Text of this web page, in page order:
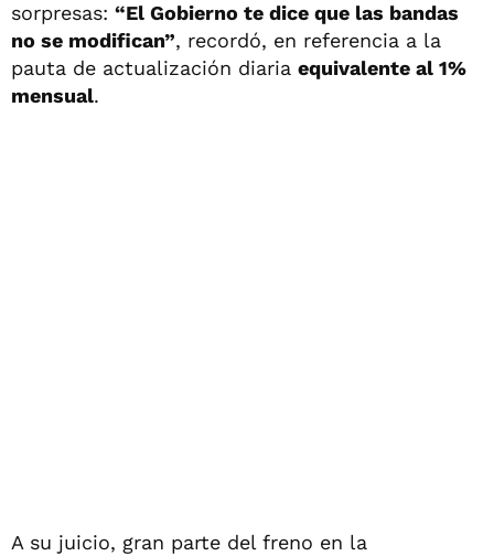
sorpresas: “El Gobierno te dice que las bandas
no se modifican”, recordó, en referencia a la
pauta de actualización diaria equivalente al 1%
mensual.
A su juicio, gran parte del freno en la